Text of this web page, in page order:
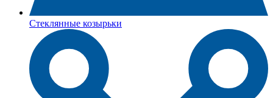
Стеклянные козырьки